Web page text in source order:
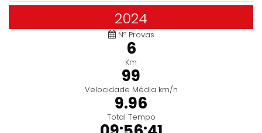
2024
Nº Provas
6
Km
99
Velocidade Média km/h
9.96
Total Tempo